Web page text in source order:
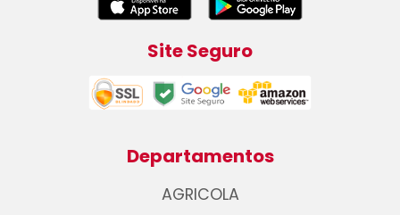
Site Seguro
Departamentos
AGRICOLA